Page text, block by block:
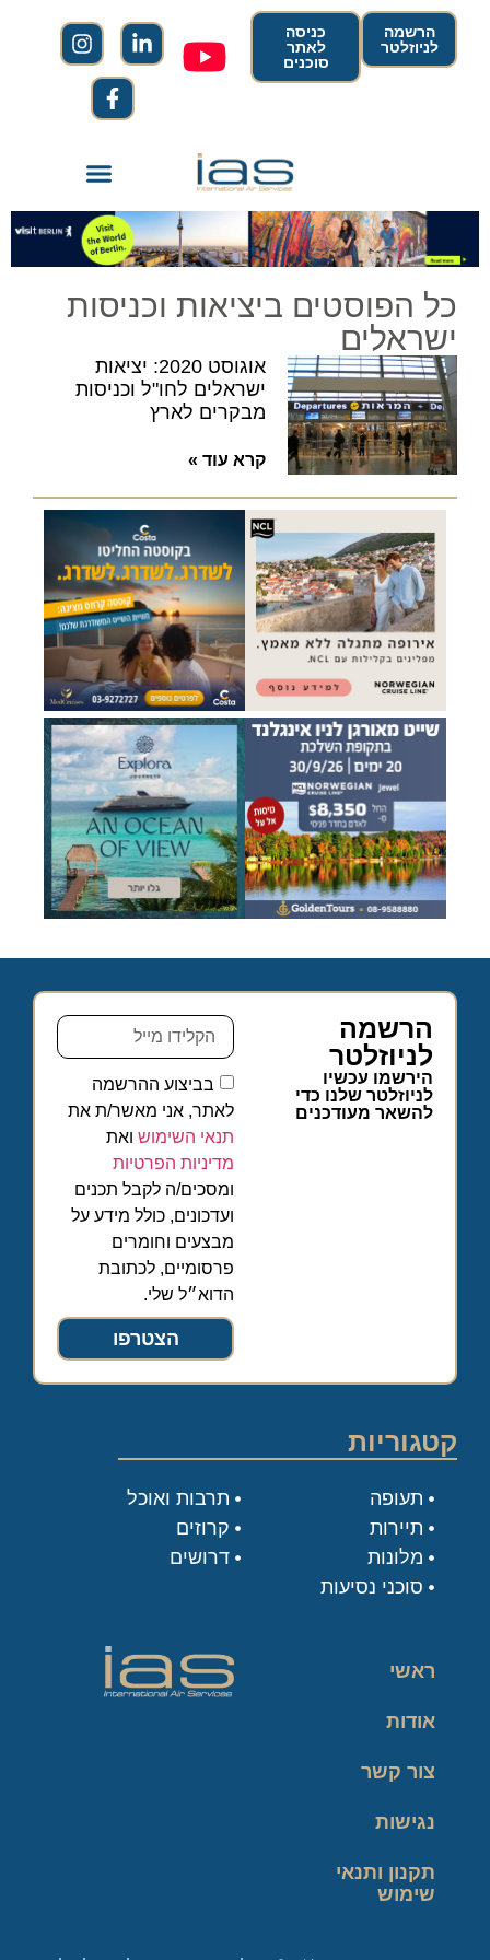
הרשמה
לניוזלטר
כניסה
לאתר
סוכנים
כל הפוסטים ביציאות וכניסות
ישראלים
אוגוסט 2020: יציאות
ישראלים לחו"ל וכניסות
מבקרים לארץ
קרא עוד »
הרשמה
לניוזלטר
הירשמו עכשיו
לניוזלטר שלנו כדי
להשאר מעודכנים
בביצוע ההרשמה
לאתר, אני מאשר/ת את
תנאי השימוש ואת
מדיניות הפרטיות
ומסכים/ה לקבל תכנים
ועדכונים, כולל מידע על
מבצעים וחומרים
פרסומיים, לכתובת
הדוא״ל שלי.
הצטרפו
קטגוריות
תעופה
תיירות
מלונות
סוכני נסיעות
תרבות ואוכל
קרוזים
דרושים
ראשי
אודות
צור קשר
נגישות
תקנון ותנאי
שימוש